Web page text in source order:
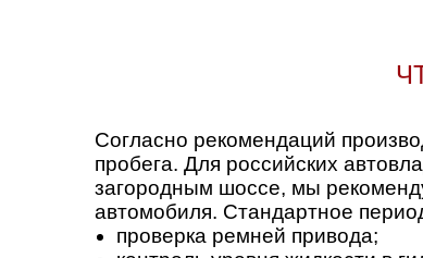
Согласно рекомендаций
пробега. Для российских
загородным шоссе, мы
автомобиля. Стандартное
проверка ремней привода;